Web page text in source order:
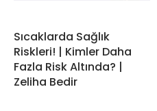
Sıcaklarda Sağlık
Riskleri! | Kimler Daha
Fazla Risk Altında? |
Zeliha Bedir